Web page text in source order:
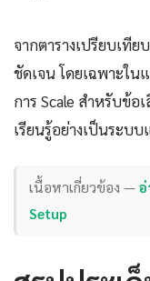
จากตารางเปรียบเที
ชัดเจน โดยเฉพาะใน
การ Scale สำหรับข้อ
เรียนรู้อย่างเป็นระบ
เนื้อหาเกี่ยวข้อง —
Setup